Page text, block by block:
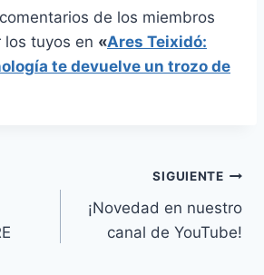
de los miembros
los tuyos en «Ares Teixidó:
te devuelve un trozo de
SIGUIENTE
¡Novedad en nuestro
canal de YouTube!